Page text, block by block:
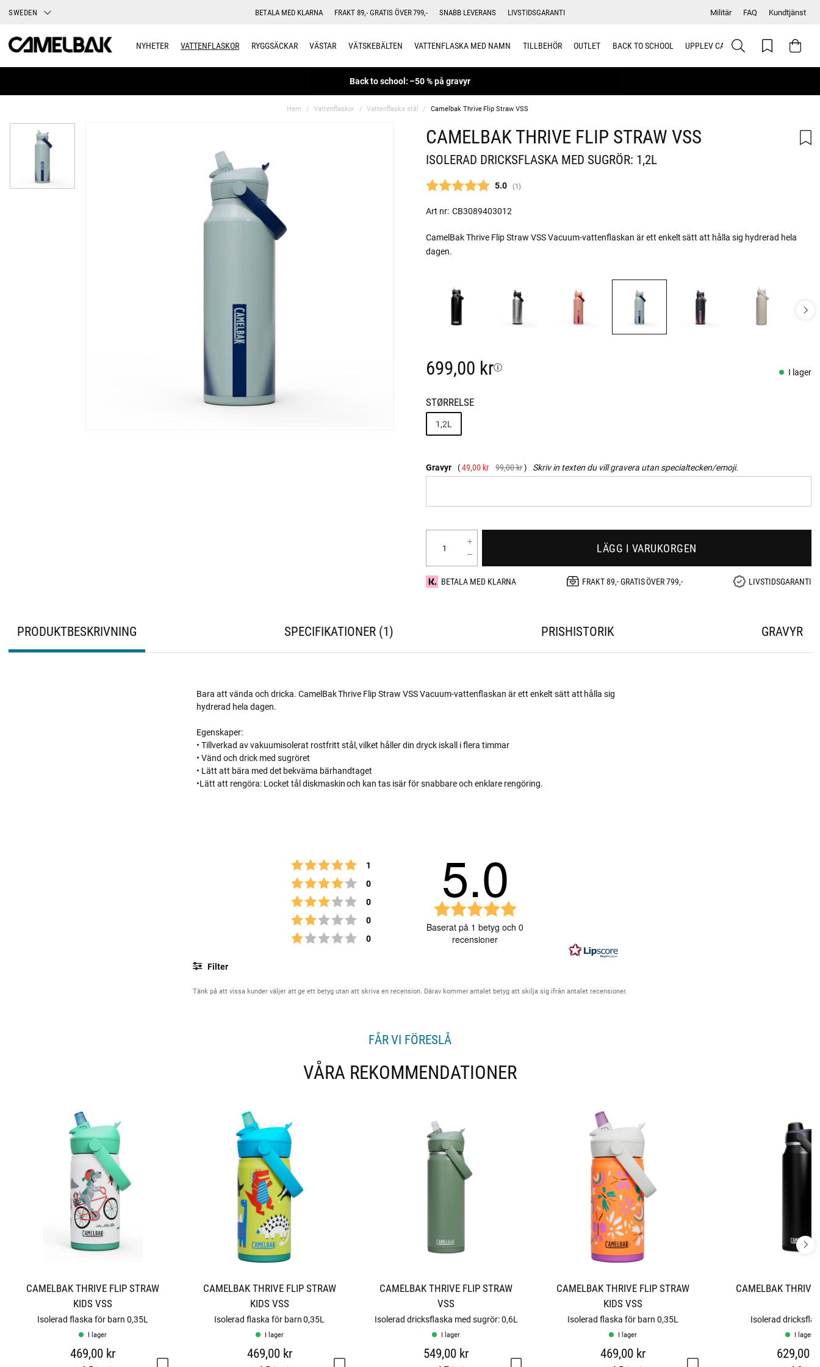
SWEDEN BETALA MED KLARNA FRAKT 89,- GRATIS ÖVER 799,- SNABB LEVERANS LIVSTIDSGARANTI Militär FAQ Kundtjänst
NYHETER VATTENFLASKOR RYGGSÄCKAR VÄSTAR VÄTSKEBÄLTEN VATTENFLASKA MED NAMN TILLBEHÖR OUTLET BACK TO SCHOOL UPPLEV CAMELBAK
Back to school: –50 % på gravyr
Hem Vattenflaskor Vattenflaska stål Camelbak Thrive Flip Straw VSS
CAMELBAK THRIVE FLIP STRAW VSS
ISOLERAD DRICKSFLASKA MED SUGRÖR: 1,2L
Snittbetyg:
5.0 (röster:
1)
Art nr: CB3089403012
CamelBak Thrive Flip Straw VSS Vacuum-vattenflaskan är ett enkelt sätt att hålla sig hydrerad hela
dagen.
699,00 kr I lager
STØRRELSE
1,2L
Gravyr 49,00 kr 99,00 kr Skriv in texten du vill gravera utan specialtecken/emoji.
LÄGG I VARUKORGEN
BETALA MED KLARNA FRAKT 89,- GRATIS ÖVER 799,- LIVSTIDSGARANTI
PRODUKTBESKRIVNING SPECIFIKATIONER 1 PRISHISTORIK GRAVYR
Bara att vända och dricka. CamelBak Thrive Flip Straw VSS Vacuum-vattenflaskan är ett enkelt sätt att hålla sig
hydrerad hela dagen.
Egenskaper:
• Tillverkad av vakuumisolerat rostfritt stål, vilket håller din dryck iskall i flera timmar
• Vänd och drick med sugröret
• Lätt att bära med det bekväma bärhandtaget
•Lätt att rengöra: Locket tål diskmaskin och kan tas isär för snabbare och enklare rengöring.
Betyg: 5 utav 5 stjärnor
1
Betyg: 4 utav 5 stjärnor
0
Betyg: 3 utav 5 stjärnor
0
Betyg: 2 utav 5 stjärnor
0
Betyg: 1 utav 5 stjärnor
0
5.0
B
t
.
5
Baserat på 1 betyg och 0
recensioner
Filter
Betyg Bilder
Tänk på att vissa kunder väljer att ge ett betyg utan att skriva en recension. Därav kommer antalet betyg att skilja sig ifrån antalet recensioner.
FÅR VI FÖRESLÅ
VÅRA REKOMMENDATIONER
CAMELBAK THRIVE FLIP STRAW
KIDS VSS
Isolerad flaska för barn 0,35L
I lager
469,00 kr
CAMELBAK THRIVE FLIP STRAW
KIDS VSS
Isolerad flaska för barn 0,35L
I lager
469,00 kr
CAMELBAK THRIVE FLIP STRAW
VSS
Isolerad dricksflaska med sugrör: 0,6L
I lager
549,00 kr
CAMELBAK THRIVE FLIP STRAW
KIDS VSS
Isolerad flaska för barn 0,35L
I lager
469,00 kr
CAMELBAK THRIVE
Isolerad
I lager
629,00